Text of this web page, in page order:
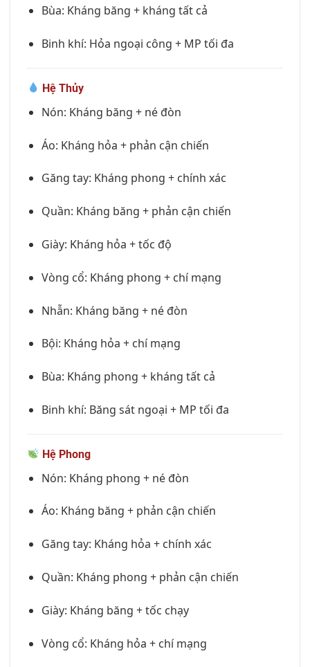
Bùa: Kháng băng + kháng tất cả
Binh khí: Hỏa ngoại công + MP tối đa
Hệ Thủy
Nón: Kháng băng + né đòn
Áo: Kháng hỏa + phản cận chiến
Găng tay: Kháng phong + chính xác
Quần: Kháng băng + phản cận chiến
Giày: Kháng hỏa + tốc độ
Vòng cổ: Kháng phong + chí mạng
Nhẫn: Kháng băng + né đòn
Bội: Kháng hỏa + chí mạng
Bùa: Kháng phong + kháng tất cả
Binh khí: Băng sát ngoại + MP tối đa
Hệ Phong
Nón: Kháng phong + né đòn
Áo: Kháng băng + phản cận chiến
Găng tay: Kháng hỏa + chính xác
Quần: Kháng phong + phản cận chiến
Giày: Kháng băng + tốc chạy
Vòng cổ: Kháng hỏa + chí mạng